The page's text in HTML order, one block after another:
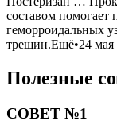
составом помогает
геморроидальных
трещин.Ещё•24 мая
Полезные
СОВЕТ №1